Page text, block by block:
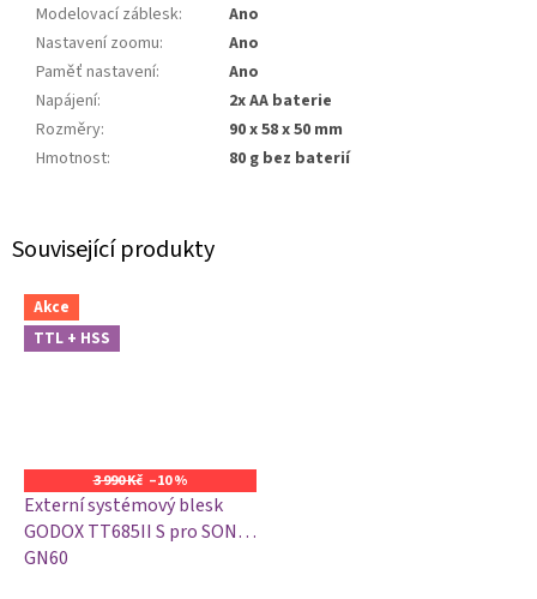
Související produkty
Akce
TTL + HSS
3 990 Kč –10 %
Externí systémový blesk
GODOX TT685II S pro SONY,
GN60
Modelovací záblesk:
Ano
Nastavení zoomu:
Ano
Paměť nastavení:
Ano
Napájení:
2x AA baterie
Rozměry:
90 x 58 x 50 mm
Hmotnost: 80 g bez baterií